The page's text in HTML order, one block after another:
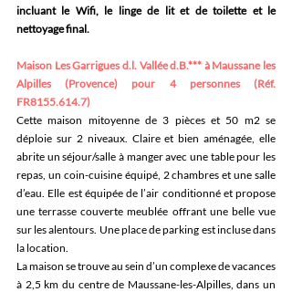
incluant le Wifi, le linge de lit et de toilette et le
nettoyage final.
Maison Les Garrigues d.l. Vallée d.B.*** à Maussane les
Alpilles (Provence) pour 4 personnes (Réf.
FR8155.614.7)
Cette maison mitoyenne de 3 pièces et 50 m2 se
déploie sur 2 niveaux. Claire et bien aménagée, elle
abrite un séjour/salle à manger avec une table pour les
repas, un coin-cuisine équipé, 2 chambres et une salle
d’eau. Elle est équipée de l’air conditionné et propose
une terrasse couverte meublée offrant une belle vue
sur les alentours. Une place de parking est incluse dans
la location.
La maison se trouve au sein d’un complexe de vacances
à 2,5 km du centre de Maussane-les-Alpilles, dans un